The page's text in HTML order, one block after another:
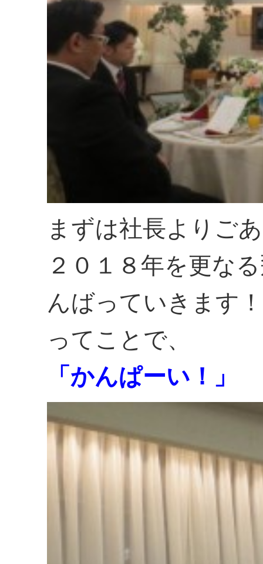
まずは社長よりご
２０１８年を更な
んばっていきます！
ってことで、
「かんぱーい！